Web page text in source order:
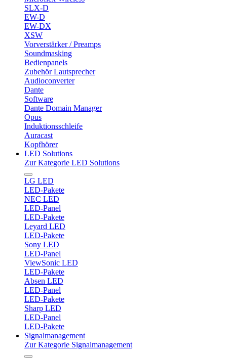
SLX-D
EW-D
EW-DX
XSW
Vorverstärker / Preamps
Soundmasking
Bedienpanels
Zubehör Lautsprecher
Audioconverter
Dante
Software
Dante Domain Manager
Opus
Induktionsschleife
Auracast
Kopfhörer
LED Solutions
Zur Kategorie LED Solutions
LG LED
LED-Pakete
NEC LED
LED-Panel
LED-Pakete
Leyard LED
LED-Pakete
Sony LED
LED-Panel
ViewSonic LED
LED-Pakete
Absen LED
LED-Panel
LED-Pakete
Sharp LED
LED-Panel
LED-Pakete
Signalmanagement
Zur Kategorie Signalmanagement